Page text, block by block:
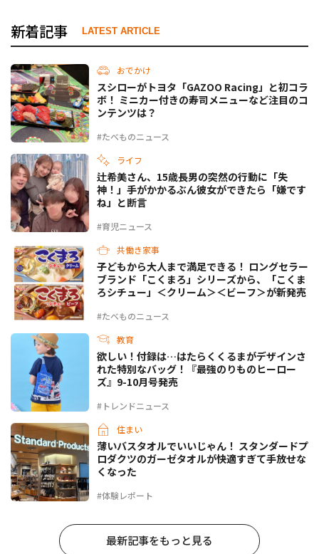
新着記事 LATEST ARTICLE
おでかけ
#たべものニュース
スシローがトヨタ「GAZOO Racing」と初コラ
ボ！ ミニカー付きの寿司メニューなど注目のコ
ンテンツは？
ライフ
#育児ニュース
辻希美さん、15歳長男の突然の行動に「失
神！」手がかかるぶん彼女ができたら「嫌です
ね」と断言
共働き家事
#たべものニュース
子どもから大人まで満足できる！ ロングセラー
ブランド「こくまろ」シリーズから、「こくま
ろシチュー」＜クリーム＞＜ビーフ＞が新発売
教育
#トレンドニュース
欲しい！付録は…はたらくくるまがデザインさ
れた特別なバッグ！『最強のりものヒーロー
ズ』9-10月号発売
住まい
#体験レポート
薄いバスタオルでいいじゃん！ スタンダードプ
ロダクツのガーゼタオルが快適すぎて手放せな
くなった
最新記事をもっと見る